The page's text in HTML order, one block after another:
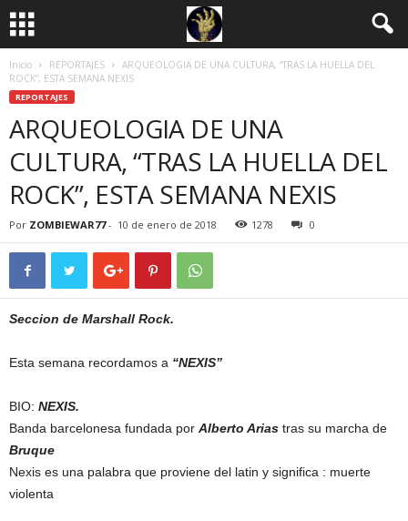
Inicio REPORTAJES
ARQUEOLOGIA DE UNA CULTURA, “TRAS LA HUELLA DEL
ROCK”, ESTA SEMANA NEXIS
REPORTAJES
ARQUEOLOGIA DE UNA
CULTURA, “TRAS LA HUELLA DEL
ROCK”, ESTA SEMANA NEXIS
Por ZOMBIEWAR77- 10 de enero de 2018 1278 0
Seccion de Marshall Rock.
Esta semana recordamos a “NEXIS”
BIO: NEXIS.
Banda barcelonesa fundada por Alberto Arias tras su marcha de
Bruque
Nexis es una palabra que proviene del latin y significa : muerte
violenta